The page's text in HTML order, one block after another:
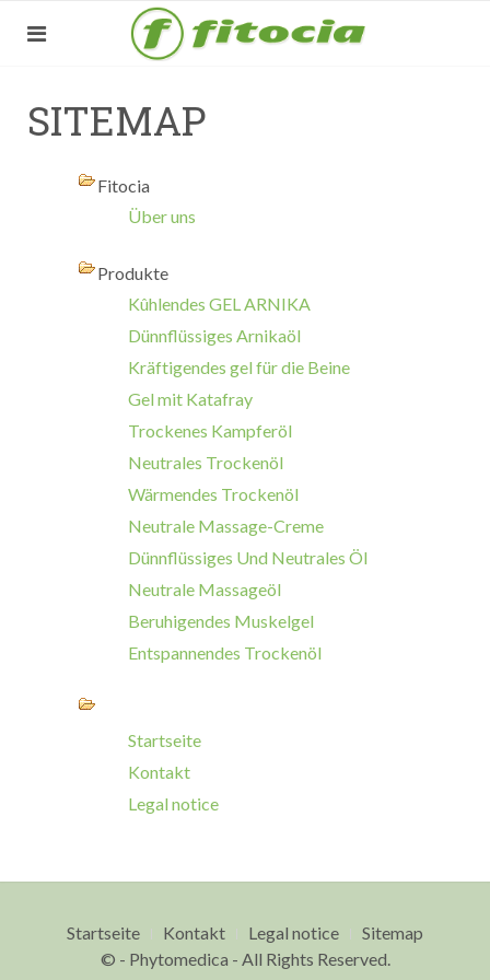
SITEMAP
Fitocia
Über uns
Produkte
Kûhlendes GEL ARNIKA
Dünnflüssiges Arnikaöl
Kräftigendes gel für die Beine
Gel mit Katafray
Trockenes Kampferöl
Neutrales Trockenöl
Wärmendes Trockenöl
Neutrale Massage-Creme
Dünnflüssiges Und Neutrales Öl
Neutrale Massageöl
Beruhigendes Muskelgel
Entspannendes Trockenöl
Startseite
Kontakt
Legal notice
Startseite Kontakt Legal notice
Sitemap
© - Phytomedica - All Rights Reserved.